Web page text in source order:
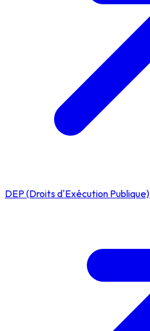
DEP (Droits d'Exécution Publique)